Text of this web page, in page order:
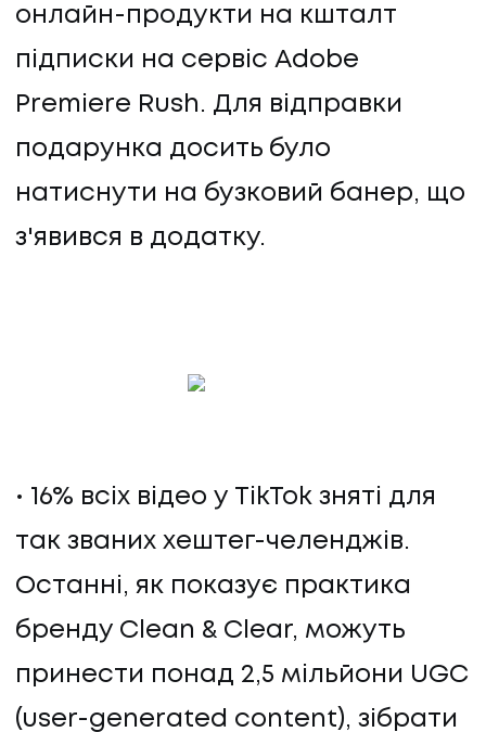
онлайн-продукти на кшталт
підписки на сервіс Adobe
Premiere Rush. Для відправки
подарунка досить було
натиснути на бузковий банер, що
з'явився в додатку.
16% всіх відео у TikTok зняті для
так званих хештег-челенджів.
Останні, як показує практика
бренду Clean & Clear, можуть
принести понад 2,5 мільйони UGC
(user-generated content), зібрати